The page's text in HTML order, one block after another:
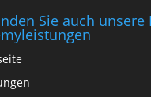
Sie auch unsere